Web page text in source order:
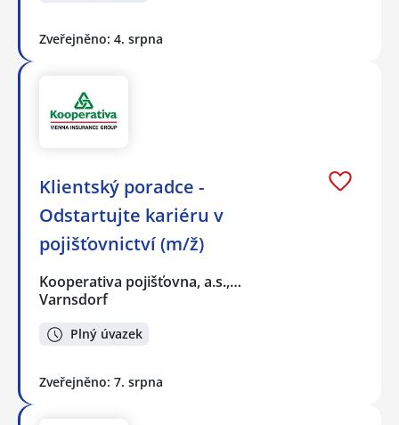
Zveřejněno: 4. srpna
Klientský poradce -
Odstartujte kariéru v
pojišťovnictví (m/ž)
Kooperativa pojišťovna, a.s.,…
Varnsdorf
Plný úvazek
Zveřejněno: 7. srpna